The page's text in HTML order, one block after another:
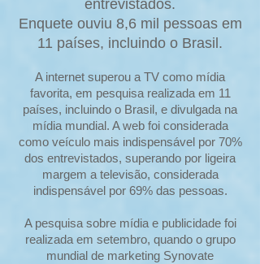
entrevistados.
Enquete ouviu 8,6 mil pessoas em
11 países, incluindo o Brasil.
A internet superou a TV como mídia
favorita, em pesquisa realizada em 11
países, incluindo o Brasil, e divulgada na
mídia mundial. A web foi considerada
como veículo mais indispensável por 70%
dos entrevistados, superando por ligeira
margem a televisão, considerada
indispensável por 69% das pessoas.
A pesquisa sobre mídia e publicidade foi
realizada em setembro, quando o grupo
mundial de marketing Synovate